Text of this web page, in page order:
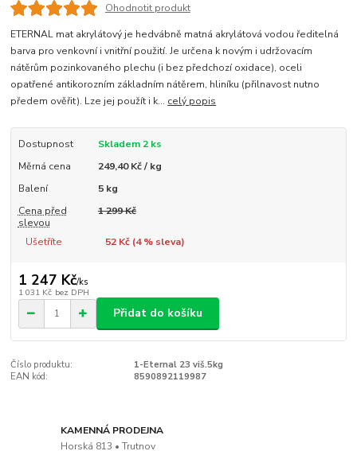
Ohodnotit produkt
ETERNAL mat akrylátový je hedvábně matná akrylátová vodou ředitelná
barva pro venkovní i vnitřní použití. Je určena k novým i udržovacím
nátěrům pozinkovaného plechu (i bez předchozí oxidace), oceli
opatřené antikorozním základním nátěrem, hliníku (přilnavost nutno
předem ověřit). Lze jej použít i k... celý popis
Dostupnost
Skladem 2 ks
Měrná cena
249,40 Kč / kg
Balení
5 kg
Cena před
slevou
1 299 Kč
Ušetříte 52 Kč (4% sleva)
1 247 Kč/ks
1 031 Kč bez DPH
Přidat do košíku
Číslo produktu:
1-Eternal 23 viš.5kg
EAN kód:
8590892119987
KAMENNÁ PRODEJNA
Horská 813 • Trutnov